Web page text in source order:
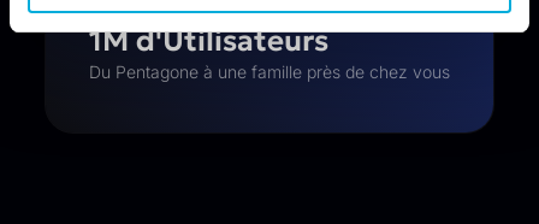
FAIT CONFIANCE PAR
1M d'Utilisateurs
Du Pentagone à une famille près de chez vous